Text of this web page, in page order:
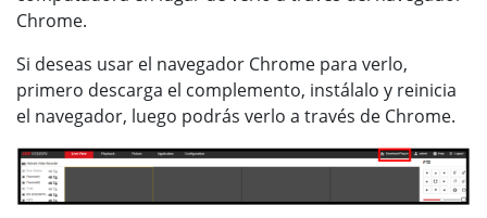
Chrome.
Si deseas usar el navegador Chrome para verlo,
primero descarga el complemento, instálalo y reinicia
el navegador, luego podrás verlo a través de Chrome.